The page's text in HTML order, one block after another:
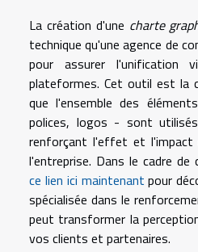
La création d'une charte
technique qu'une agence de
pour assurer l'unification
plateformes. Cet outil est la
que l'ensemble des
polices, logos - sont
renforçant l'effet et l'impact
l'entreprise. Dans le cadre de
ce lien ici maintenant pour
spécialisée dans le
peut transformer la
vos clients et partenaires.